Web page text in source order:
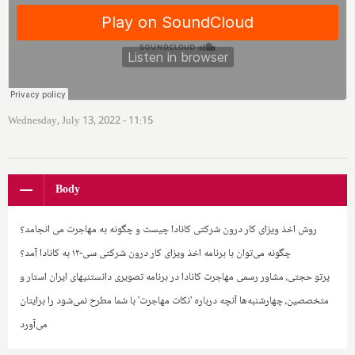
Wednesday, July 13, 2022 - 11:15
Body
روش اخذ ویزای کار درون شرکتی کانادا چیست و چگونه به مهاجرت می انجامد؟
چگونه می‌توان با برنامه اخذ ویزای کار درون شرکتی سی-۱۲ به کانادا آمد؟
پرتو حجتی، مشاور رسمی مهاجرت کانادا در برنامه تصویری دانستنیهای ایران استار و
متخصصین، چهارشنبه‌ها آنچه درباره 'نکات مهاجرت' با شما مطرح نمی‌شود را برایتان
می‌آورد